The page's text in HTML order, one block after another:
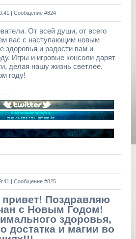
| Сообщение #824
От всей души, от всего
вас с наступающим новым
здоровья и радости вам и
Игры и игровые консоли дарят
делая нашу жизнь светлее.
году!
| Сообщение #825
Поздравляю
с Новым Годом!
здоровья,
достатка и магии во